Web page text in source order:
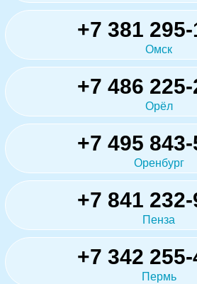
+7 381
Омск
+7 486
Орёл
+7 495
Оренбург
+7 841
Пенза
+7 342
Пермь